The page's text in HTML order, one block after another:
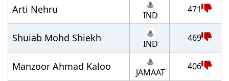
Arti Nehru IND
471
Shuiab Mohd Shiekh IND
469
Manzoor Ahmad Kaloo JAMAAT
406